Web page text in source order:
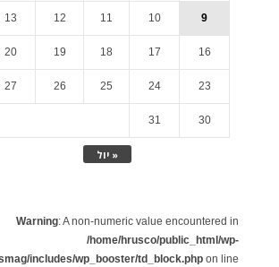
« יול
9
10
11
12
13
16
17
18
19
20
23
24
25
26
27
30
31
Warning: A non-numeric value encountered in
/home/hrusco/public_html/wp-
includes/wp_booster/td_block.php on line